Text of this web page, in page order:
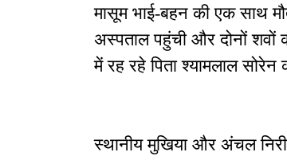
मासूम भाई-बहन की एक साथ
अस्पताल पहुंची और दोनों शवों
में रह रहे पिता श्यामलाल
स्थानीय मुखिया और अंचल